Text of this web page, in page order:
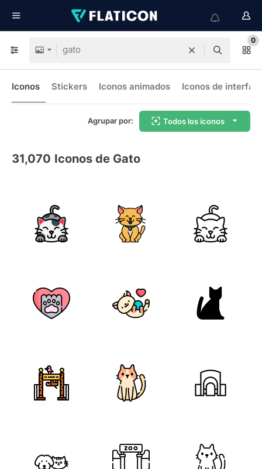
0
Iconos Stickers Iconos animados Iconos de interfaz
Agrupar por: Todos los iconos
31,070 Iconos de Gato